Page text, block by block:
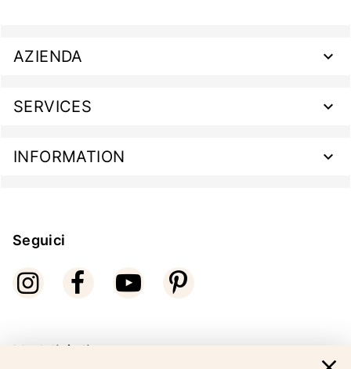
AZIENDA
SERVICES
INFORMATION
Seguici
Modalità di pagamento